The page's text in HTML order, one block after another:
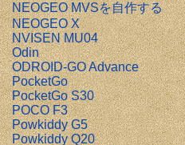
NEOGEO MVSを自作する
NEOGEO X
NVISEN MU04
Odin
ODROID-GO Advance
PocketGo
PocketGo S30
POCO F3
Powkiddy G5
Powkiddy Q20